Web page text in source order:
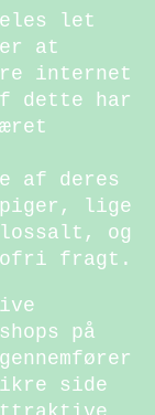
let
at
internet
dette har
af deres
lige
og
fragt.
på
side